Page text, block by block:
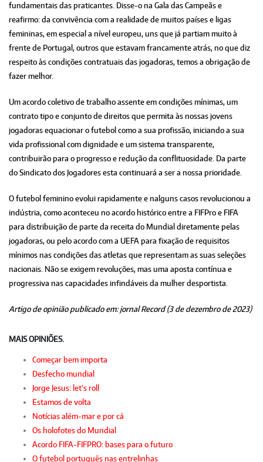
fundamentais das praticantes. Disse-o na Gala das Campeãs e
reafirmo: da convivência com a realidade de muitos países e ligas
femininas, em especial a nível europeu, uns que já partiam muito à
frente de Portugal, outros que estavam francamente atrás, no que diz
respeito às condições contratuais das jogadoras, temos a obrigação de
fazer melhor.
Um acordo coletivo de trabalho assente em condições mínimas, um
contrato tipo e conjunto de direitos que permita às nossas jovens
jogadoras equacionar o futebol como a sua profissão, iniciando a sua
vida profissional com dignidade e um sistema transparente,
contribuirão para o progresso e redução da conflituosidade. Da parte
do Sindicato dos Jogadores esta continuará a ser a nossa prioridade.
O futebol feminino evolui rapidamente e nalguns casos revolucionou a
indústria, como aconteceu no acordo histórico entre a FIFPro e FIFA
para distribuição de parte da receita do Mundial diretamente pelas
jogadoras, ou pelo acordo com a UEFA para fixação de requisitos
mínimos nas condições das atletas que representam as suas seleções
nacionais. Não se exigem revoluções, mas uma aposta contínua e
progressiva nas capacidades infindáveis da mulher desportista.
Artigo de opinião publicado em: jornal Record (3 de dezembro de 2023)
MAIS OPINIÕES.
Começar bem importa
Desfecho mundial
Jorge Jesus: let's roll
Estamos de volta
Notícias além-mar e por cá
Os holofotes do Mundial
Acordo FIFA-FIFPRO: bases para o futuro
O futebol português nas entrelinhas